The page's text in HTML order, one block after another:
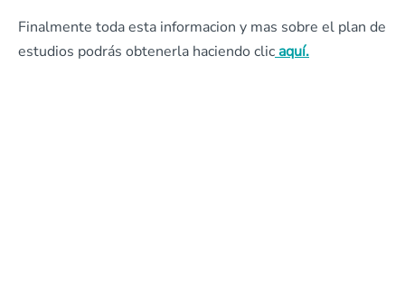
Finalmente toda esta informacion y mas sobre el plan de
estudios podrás obtenerla haciendo clicaquí.